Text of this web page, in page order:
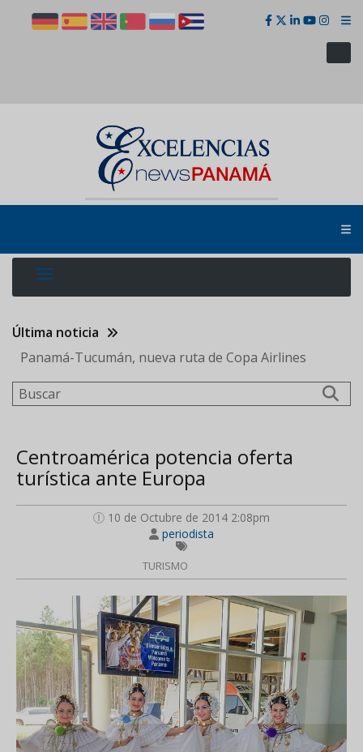
Última noticia
Panamá-Tucumán, nueva ruta de Copa Airlines
Buscar
Centroamérica potencia oferta
turística ante Europa
10 de Octubre de 2014 2:08pm
periodista
TURISMO